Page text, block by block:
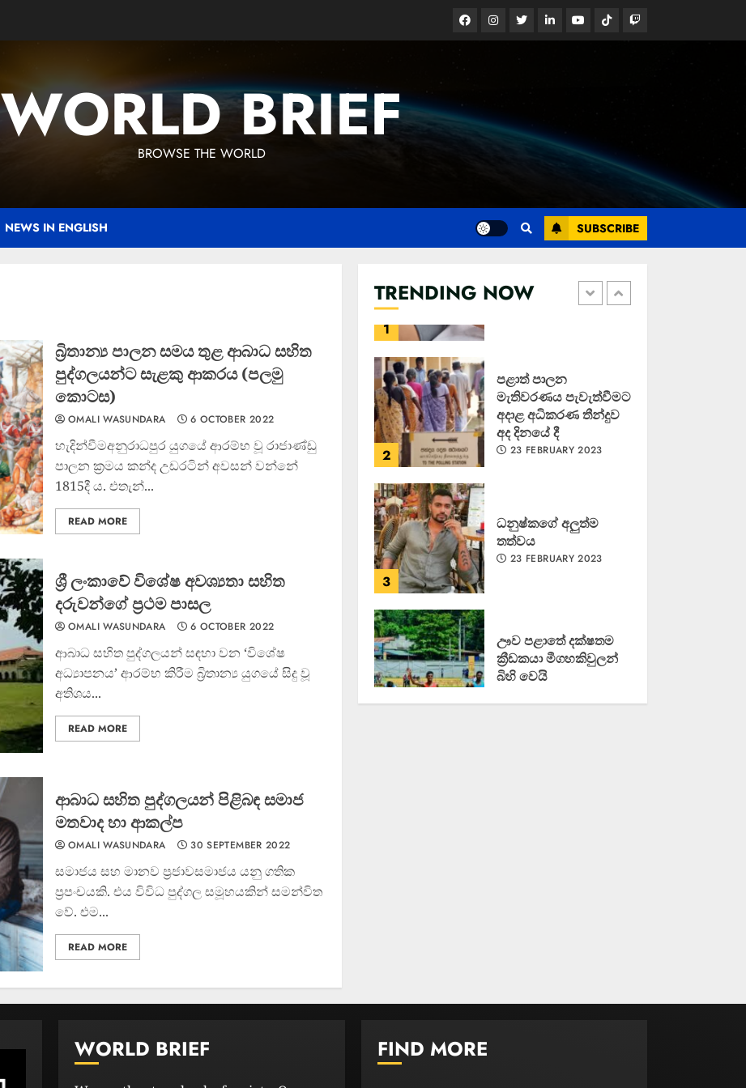
FacebookInstagram
TwitterLinkedinYoutubeTiktokGoogle
News
WORLD BRIEF
BROWSE THE WORLD
NEWS IN ENGLISH SUBSCRIBE
බ්‍රිතාන්‍ය පාලන සමය තුළ ආබාධ සහිත
පුද්ගලයන්ට සැළකු ආකරය (පලමු
කොටස)
OMALI WASUNDARA 6 OCTOBER 2022
හැදින්වීමඅනුරාධපුර යුගයේ ආරම්භ වූ රාජාණ්ඩු
පාලන ක්‍රමය කන්ද උඩරටින් අවසන් වන්නේ
1815දී ය. එතැන්...
READ MORE
ශ්‍රී ලංකාවේ විශේෂ අවශ්‍යතා සහිත
දරුවන්ගේ ප්‍රථම පාසල
OMALI WASUNDARA 6 OCTOBER 2022
ආබාධ සහිත පුද්ගලයන් සඳහා වන ‘විශේෂ
අධ්‍යාපනය’ ආරම්භ කිරීම බ්‍රිතාන්‍ය යුගයේ සිදු වූ
අතිශය...
READ MORE
ආබාධ සහිත පුද්ගලයන් පිළිබඳ සමාජ
මතවාද හා ආකල්ප
OMALI WASUNDARA 30 SEPTEMBER 2022
සමාජය සහ මානව ප්‍රජාවසමාජය යනු ගතික
ප්‍රපංචයකි. එය විවිධ පුද්ගල සමූහයකින් සමන්විත
වේ. එම...
READ MORE
TRENDING NOW
4
බිහි වෙයි
22 OCTOBER 2022
1
ලිංගික උපකරණ
23 FEBRUARY 2023
2
පළාත් පාලන
මැතිවරණය පැවැත්වීමට
අදාළ අධිකරණ තීන්දුව
අද දිනයේ දී
23 FEBRUARY 2023
3
ධනුෂ්කගේ අලුත්ම
තත්වය
23 FEBRUARY 2023
4
ඌව පළාතේ දක්ෂතම
ක්‍රීඩකයා මීගහකිවුලන්
බිහි වෙයි
WORLD BRIEF FIND MORE